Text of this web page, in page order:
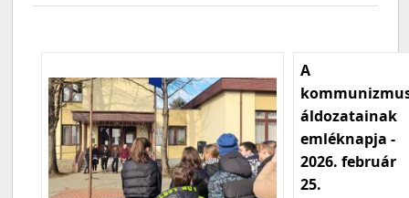
A
áldozatainak
emléknapja -
2026. február
25.